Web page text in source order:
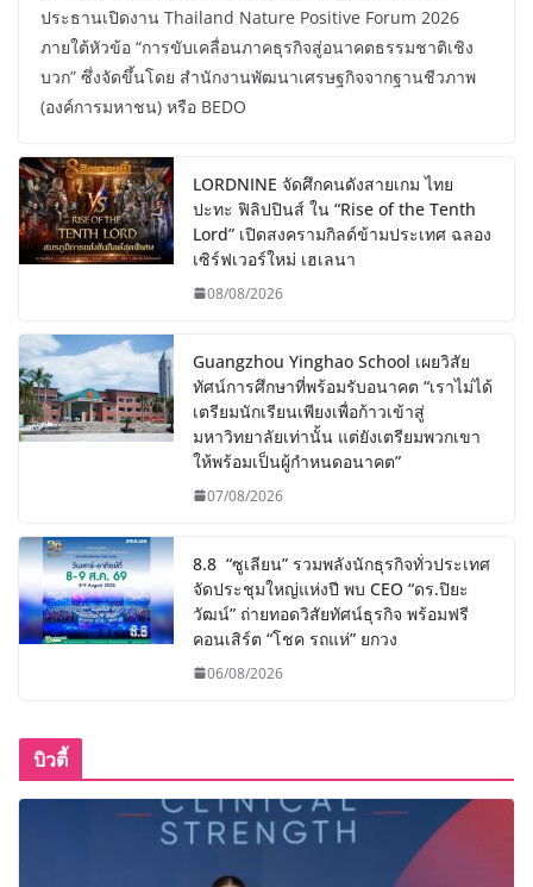
ประธานเปิดงาน Thailand Nature Positive Forum 2026
ภายใต้หัวข้อ “การขับเคลื่อนภาคธุรกิจสู่อนาคตธรรมชาติเชิง
บวก” ซึ่งจัดขึ้นโดย สำนักงานพัฒนาเศรษฐกิจจากฐานชีวภาพ
(องค์การมหาชน) หรือ BEDO
LORDNINE จัดศึกคนดังสายเกม ไทย
ปะทะ ฟิลิปปินส์ ใน “Rise of the Tenth
Lord” เปิดสงครามกิลด์ข้ามประเทศ ฉลอง
เซิร์ฟเวอร์ใหม่ เฮเลนา
08/08/2026
Guangzhou Yinghao School เผยวิสัย
ทัศน์การศึกษาที่พร้อมรับอนาคต “เราไม่ได้
เตรียมนักเรียนเพียงเพื่อก้าวเข้าสู่
มหาวิทยาลัยเท่านั้น แต่ยังเตรียมพวกเขา
ให้พร้อมเป็นผู้กำหนดอนาคต”
07/08/2026
8.8 “ซูเลียน” รวมพลังนักธุรกิจทั่วประเทศ
จัดประชุมใหญ่แห่งปี พบ CEO “ดร.ปิยะ
วัฒน์” ถ่ายทอดวิสัยทัศน์ธุรกิจ พร้อมฟรี
คอนเสิร์ต “โชค รถแห่” ยกวง
06/08/2026
บิวตี้